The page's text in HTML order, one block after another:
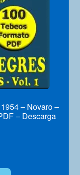
– Novaro –
– Descarga